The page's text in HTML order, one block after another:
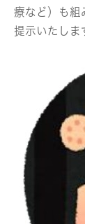
療など）も組
提示いたしま